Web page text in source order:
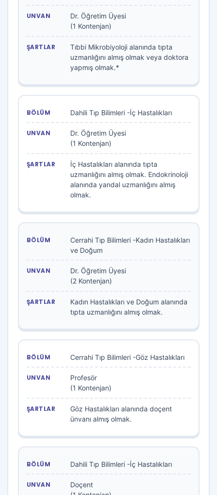
Dr. Öğretim Üyesi
(1 Kontenjan)
Tıbbi Mikrobiyoloji alanında tıpta
uzmanlığını almış olmak veya doktora
yapmış olmak.*
Dahili Tıp Bilimleri -İç Hastalıkları
Dr. Öğretim Üyesi
(1 Kontenjan)
İç Hastalıkları alanında tıpta
uzmanlığını almış olmak. Endokrinoloji
alanında yandal uzmanlığını almış
olmak.
Cerrahi Tıp Bilimleri -Kadın Hastalıkları
ve Doğum
Dr. Öğretim Üyesi
(2 Kontenjan)
Kadın Hastalıkları ve Doğum alanında
tıpta uzmanlığını almış olmak.
Cerrahi Tıp Bilimleri -Göz Hastalıkları
Profesör
(1 Kontenjan)
Göz Hastalıkları alanında doçent
ünvanı almış olmak.
Dahili Tıp Bilimleri -İç Hastalıkları
Doçent